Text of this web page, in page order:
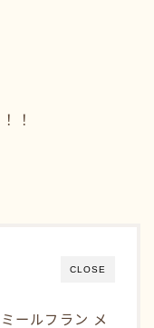
！
CLOSE
ールフラン メ